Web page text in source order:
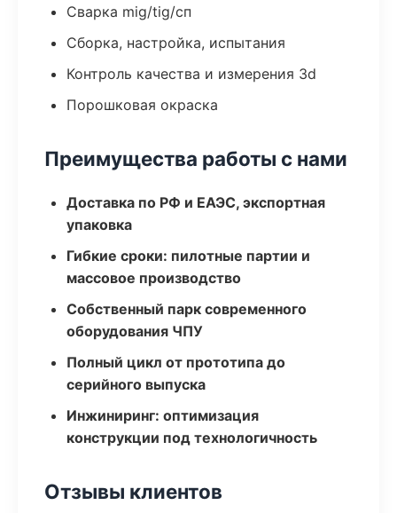
Сварка mig/tig/сп
Сборка, настройка, испытания
Контроль качества и измерения 3d
Порошковая окраска
Преимущества работы с нами
Доставка по РФ и ЕАЭС, экспортная
упаковка
Гибкие сроки: пилотные партии и
массовое производство
Собственный парк современного
оборудования ЧПУ
Полный цикл от прототипа до
серийного выпуска
Инжиниринг: оптимизация
конструкции под технологичность
Отзывы клиентов